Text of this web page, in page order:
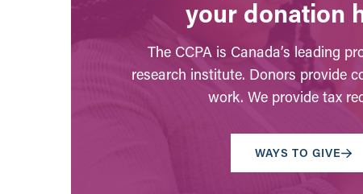
your donation
The CCPA is Canada’s leading
research institute. Donors provide
work. We provide tax
WAYS TO GIVE